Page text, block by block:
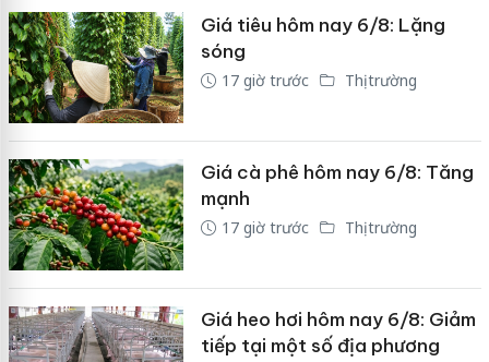
Giá tiêu hôm nay 6/8: Lặng
sóng
17 giờ trước Thị trường
Giá cà phê hôm nay 6/8: Tăng
mạnh
17 giờ trước Thị trường
Giá heo hơi hôm nay 6/8: Giảm
tiếp tại một số địa phương